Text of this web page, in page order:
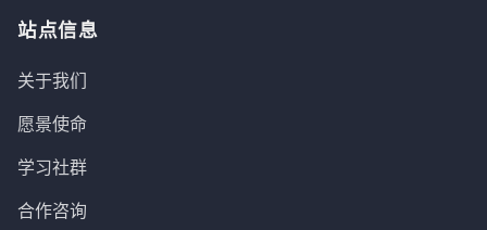
站点信息
关于我们
愿景使命
学习社群
合作咨询